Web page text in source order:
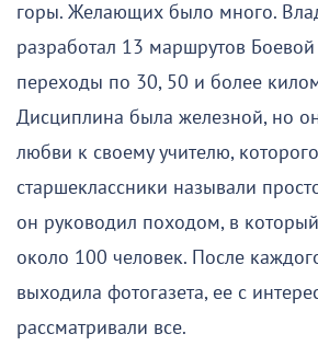
горы. Желающих было много.
разработал 13 маршрутов
переходы по 30, 50 и более
Дисциплина была железной, но
любви к своему учителю, которого
старшеклассники называли
он руководил походом, в
около 100 человек. После
выходила фотогазета, ее с
рассматривали все.